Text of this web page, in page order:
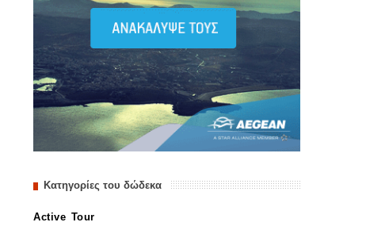
Κατηγορίες του δώδεκα
Active Tour